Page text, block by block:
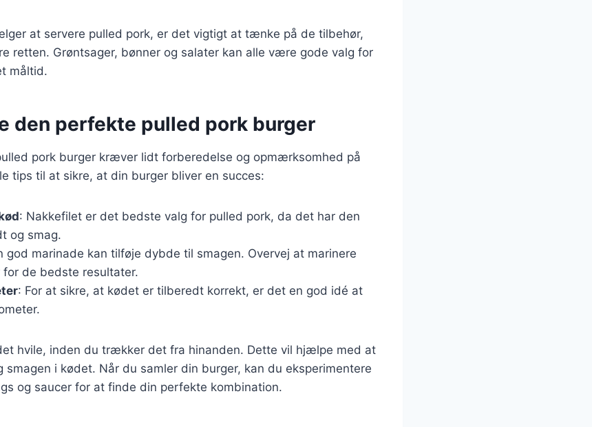
at servere pulled pork, er det vigtigt at tænke på de tilbehør,
retten. Grøntsager, bønner og salater kan alle være gode valg for
måltid.
den perfekte pulled pork burger
pork burger kræver lidt forberedelse og opmærksomhed på
tips til at sikre, at din burger bliver en succes:
: Nakkefilet er det bedste valg for pulled pork, da det har den
og smag.
god marinade kan tilføje dybde til smagen. Overvej at marinere
de bedste resultater.
: For at sikre, at kødet er tilberedt korrekt, er det en god idé at
hvile, inden du trækker det fra hinanden. Dette vil hjælpe med at
smagen i kødet. Når du samler din burger, kan du eksperimentere
og saucer for at finde din perfekte kombination.